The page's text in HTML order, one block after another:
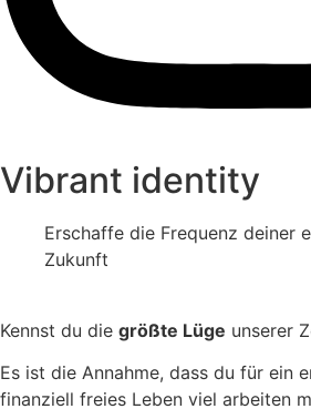
Vibrant identity
Erschaffe die Frequenz deiner
Zukunft
Kennst du die größte Lüge unserer
Es ist die Annahme, dass du für ein
finanziell freies Leben viel arbeiten